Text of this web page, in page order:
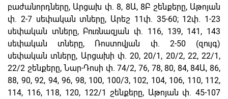
բաժանորդները, Արցախ փ. 8, 8Ա, 8Բ շենքերը, Աթոյան
փ. 2-7 սեփական տները, Արեշ 11փ. 35-60; 12փ. 1-23
սեփական տները, Բուռնազյան փ. 116, 139, 141, 143
սեփական տները, Ռոստովյան փ. 2-50 (զույգ)
սեփական տները, Արցախի փ. 20, 20/1, 20/2, 22, 22/1,
22/2 շենքերը, Նար-Դոսի փ. 74/2, 76, 78, 80, 84, 84Ա, 86,
88, 90, 92, 94, 96, 98, 100, 100/3, 102, 104, 106, 110, 112,
114, 116, 118, 120, 122/1 շենքերը, Աթոյան փ. 45-107